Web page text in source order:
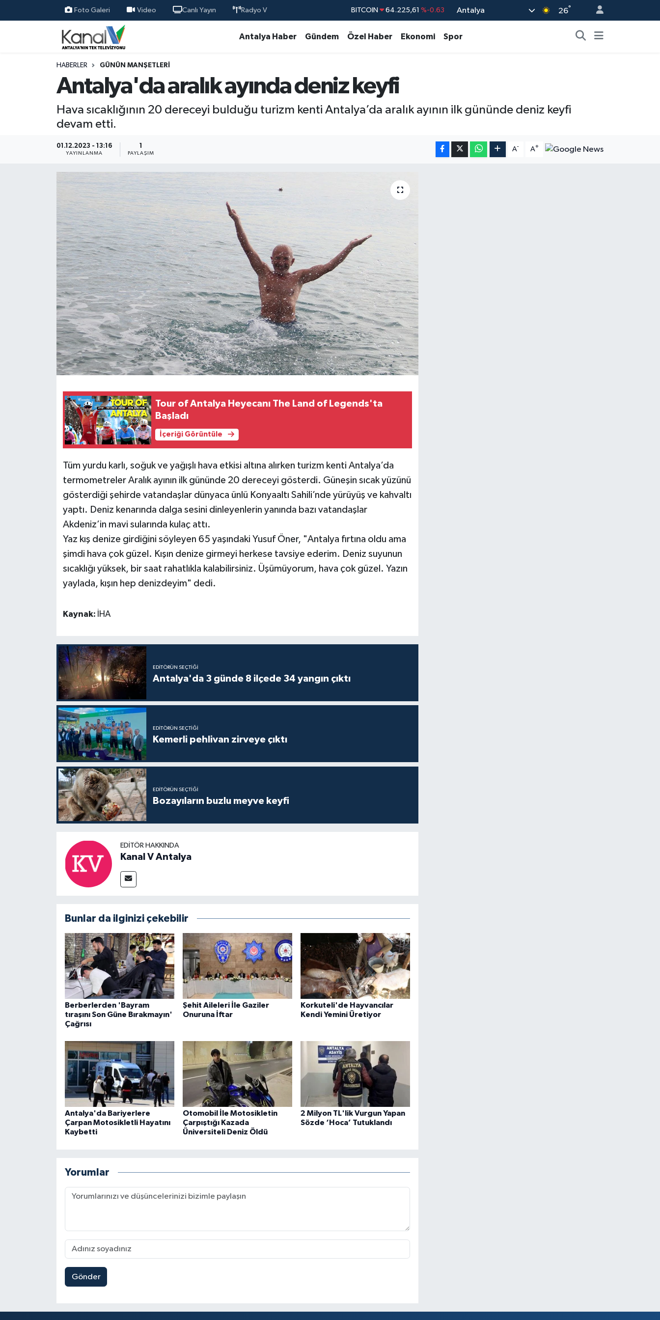
Foto Galeri Video Canlı Yayın Radyo V BITCOIN 64.225,61 %-0.63
GRAM ALTIN 6510.40
BİST100
Antalya 26°
Antalya Haber Gündem Özel Haber Ekonomi Spor
HABERLER GÜNÜN MANŞETLERI
Antalya'da aralık ayında deniz keyfi
Hava sıcaklığının 20 dereceyi bulduğu turizm kenti Antalya’da aralık ayının ilk gününde deniz keyfi
devam etti.
01.12.2023 - 13:16
YAYINLANMA
1
PAYLAŞIM
A- A+
Tour of Antalya Heyecanı The Land of Legends'ta
Başladı
İçeriği Görüntüle
Tüm yurdu karlı, soğuk ve yağışlı hava etkisi altına alırken turizm kenti Antalya’da
termometreler Aralık ayının ilk gününde 20 dereceyi gösterdi. Güneşin sıcak yüzünü
gösterdiği şehirde vatandaşlar dünyaca ünlü Konyaaltı Sahili’nde yürüyüş ve kahvaltı
yaptı. Deniz kenarında dalga sesini dinleyenlerin yanında bazı vatandaşlar
Akdeniz’in mavi sularında kulaç attı.
Yaz kış denize girdiğini söyleyen 65 yaşındaki Yusuf Öner, "Antalya fırtına oldu ama
şimdi hava çok güzel. Kışın denize girmeyi herkese tavsiye ederim. Deniz suyunun
sıcaklığı yüksek, bir saat rahatlıkla kalabilirsiniz. Üşümüyorum, hava çok güzel. Yazın
yaylada, kışın hep denizdeyim" dedi.
Kaynak: İHA
EDITÖRÜN SEÇTIĞI
Antalya'da 3 günde 8 ilçede 34 yangın çıktı
EDITÖRÜN SEÇTIĞI
Kemerli pehlivan zirveye çıktı
EDITÖRÜN SEÇTIĞI
Bozayıların buzlu meyve keyfi
EDITÖR HAKKINDA
Kanal V Antalya
Bunlar da ilginizi çekebilir
Berberlerden 'Bayram
tıraşını Son Güne Bırakmayın'
Çağrısı
Şehit Aileleri İle Gaziler
Onuruna İftar
Korkuteli'de Hayvancılar
Kendi Yemini Üretiyor
Antalya'da Bariyerlere
Çarpan Motosikletli Hayatını
Kaybetti
Otomobil İle Motosikletin
Çarpıştığı Kazada
Üniversiteli Deniz Öldü
2 Milyon TL'lik Vurgun Yapan
Sözde ‘Hoca’ Tutuklandı
Yorumlar
Gönder
Ana Haber
Antalya Haber
Günün Manşetleri
Haber Kuşakları
Haberler
KANALV Spor
Kültür Sanat
Magazin
Öğle Bülteni
Sosyal medya
Teknoloji
Nöbetçi Eczaneler
Hava Durumu
Trafik Durumu
Süper Lig Puan Durumu ve Fikstür